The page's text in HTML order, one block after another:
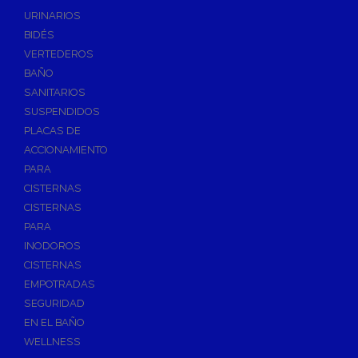
Válvulas de Esfera
Válvulas de Escuadra y Lavadora
Válvulas Reductoras de Presión
Válvulas de Retención
Electroválvulas
Válvulas de Compuerta
Válvulas de Contadores
Llaves de Paso
Accesorios de Valvulería
Calderines
Herramientas y Vestuario
Adhesivos Instantaneos
Selladores y Masillas
URINARIOS
BIDÉS
VERTEDEROS
BAÑO
SANITARIOS
SUSPENDIDOS
PLACAS DE
ACCIONAMIENTO
PARA
CISTERNAS
CISTERNAS
PARA
INODOROS
CISTERNAS
EMPOTRADAS
SEGURIDAD
EN EL BAÑO
WELLNESS